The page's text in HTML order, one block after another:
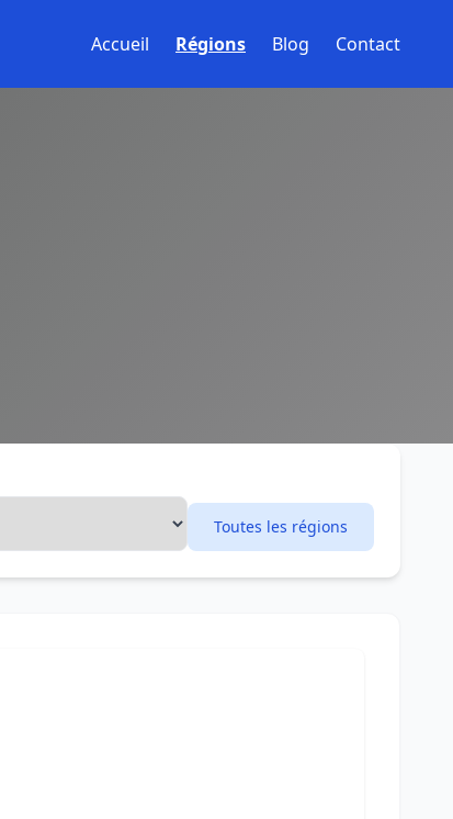
Accueil Régions Blog Contact
Toutes les régions